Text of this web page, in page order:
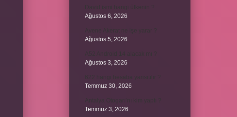
David ismi hangi ülkenin ?
Ağustos 6, 2026
Avene Akerat ne işe yarar ?
Ağustos 5, 2026
A52 Android 14 alacak mı ?
Ağustos 3, 2026
622 hangi hesaba yansıtılır ?
Temmuz 30, 2026
Antalya Otogarı’nı kim yaptı ?
Temmuz 3, 2026